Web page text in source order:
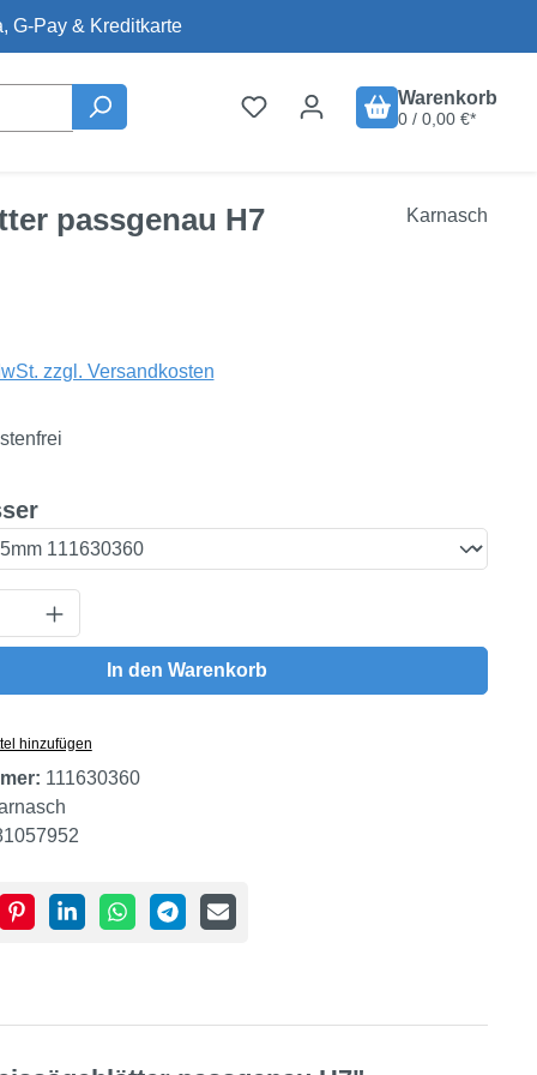
G-Pay & Kreditkarte
Warenkorb
0 / 0,00 €*
passgenau H7 Karnasch
zzgl. Versandkosten
auswählen
Gib den gewünschten Wert ein
In den Warenkorb
hinzufügen
111630360